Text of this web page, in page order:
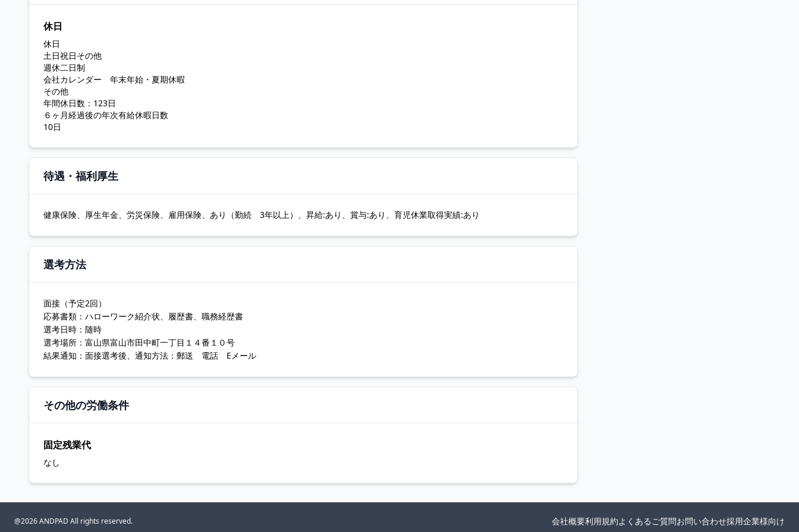
休日
休日
土日祝日その他
週休二日制
会社カレンダー 年末年始・夏期休暇
その他
年間休日数：123日
６ヶ月経過後の年次有給休暇日数
10日
待遇・福利厚生
健康保険、厚生年金、労災保険、雇用保険、あり（勤続 3年以上）、昇給:あり、賞与:あり、育児休業取得実績:あり
選考方法
面接（予定2回）
応募書類：ハローワーク紹介状、履歴書、職務経歴書
選考日時：随時
選考場所：富山県富山市田中町一丁目１４番１０号
結果通知：面接選考後、通知方法：郵送 電話 Eメール
その他の労働条件
固定残業代
なし
@2026 ANDPAD All rights reserved. 会社概要利用規約よくあるご質問お問い合わせ採用企業様向け